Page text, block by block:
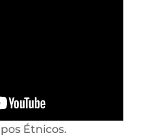
Étnicos.